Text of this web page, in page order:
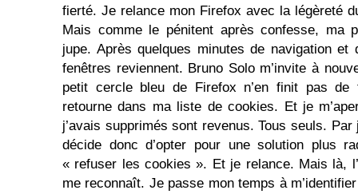
fierté. Je relance mon Firefox avec la légèreté
Mais comme le pénitent après confesse, ma
jupe. Après quelques minutes de navigation
fenêtres reviennent. Bruno Solo m’invite à
petit cercle bleu de Firefox n’en finit pas de
retourne dans ma liste de cookies. Et je
j’avais supprimés sont revenus. Tous seuls.
décide donc d’opter pour une solution plus
« refuser les cookies ». Et je relance. Mais là,
me reconnaît. Je passe mon temps à